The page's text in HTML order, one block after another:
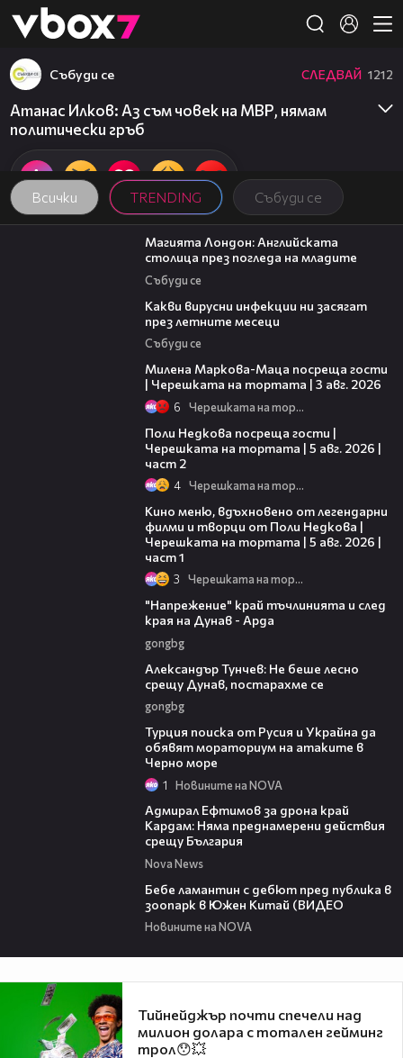
👾
Всички TRENDING Събуди се
Събуди се СЛЕДВАЙ 1212
Атанас Илков: Аз съм човек на МВР, нямам
политически гръб
05:03
Магията Лондон: Английската
столица през погледа на младите
Събуди се
Какви вирусни инфекции ни засягат
през летните месеци
Събуди се
Милена Маркова-Маца посреща гости
| Черешката на тортата | 3 авг. 2026
6 Черешката на тортата
Поли Недкова посреща гости |
Черешката на тортата | 5 авг. 2026 |
част 2
4 Черешката на тортата
Кино меню, вдъхновено от легендарни
филми и творци от Поли Недкова |
Черешката на тортата | 5 авг. 2026 |
част 1
3 Черешката на тортата
"Напрежение" край тъчлинията и след
края на Дунав - Арда
gongbg
Александър Тунчев: Не беше лесно
срещу Дунав, постарахме се
gongbg
Турция поиска от Русия и Украйна да
обявят мораториум на атаките в
Черно море
1 Новините на NOVA
Адмирал Ефтимов за дрона край
Кардам: Няма преднамерени действия
срещу България
Nova News
Бебе ламантин с дебют пред публика в
зоопарк в Южен Китай (ВИДЕО
Новините на NOVA
Тийнейджър почти спечели над
милион долара с тотален гейминг
трол😯💥